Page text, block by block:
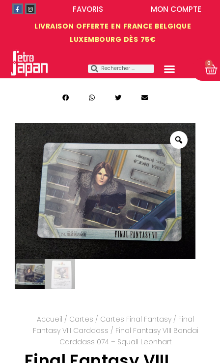
LIVRAISON OFFERTE EN FRANCE BELGIQUE
LUXEMBOURG DÈS 75€
MON COMPTE
FAVORIS
0
Accueil / Cartes / Cartes Final Fantasy / Final
Fantasy VIII Carddass / Final Fantasy VIII Bandai
Carddass 074 – Squall Leonhart